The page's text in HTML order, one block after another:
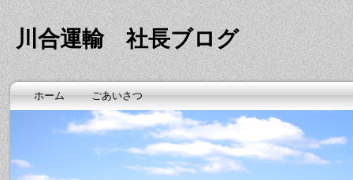
川合運輸 社長ブログ
ホーム ごあいさつ